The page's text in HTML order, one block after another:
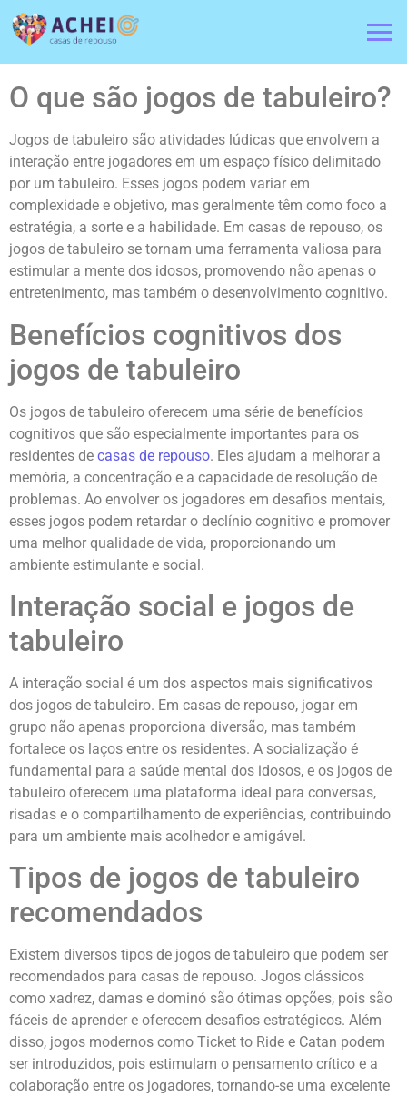
O que são jogos de tabuleiro?
Jogos de tabuleiro são atividades lúdicas que envolvem a
interação entre jogadores em um espaço físico delimitado
por um tabuleiro. Esses jogos podem variar em
complexidade e objetivo, mas geralmente têm como foco a
estratégia, a sorte e a habilidade. Em casas de repouso, os
jogos de tabuleiro se tornam uma ferramenta valiosa para
estimular a mente dos idosos, promovendo não apenas o
entretenimento, mas também o desenvolvimento cognitivo.
Benefícios cognitivos dos
jogos de tabuleiro
Os jogos de tabuleiro oferecem uma série de benefícios
cognitivos que são especialmente importantes para os
residentes de casas de repouso. Eles ajudam a melhorar a
memória, a concentração e a capacidade de resolução de
problemas. Ao envolver os jogadores em desafios mentais,
esses jogos podem retardar o declínio cognitivo e promover
uma melhor qualidade de vida, proporcionando um
ambiente estimulante e social.
Interação social e jogos de
tabuleiro
A interação social é um dos aspectos mais significativos
dos jogos de tabuleiro. Em casas de repouso, jogar em
grupo não apenas proporciona diversão, mas também
fortalece os laços entre os residentes. A socialização é
fundamental para a saúde mental dos idosos, e os jogos de
tabuleiro oferecem uma plataforma ideal para conversas,
risadas e o compartilhamento de experiências, contribuindo
para um ambiente mais acolhedor e amigável.
Tipos de jogos de tabuleiro
recomendados
Existem diversos tipos de jogos de tabuleiro que podem ser
recomendados para casas de repouso. Jogos clássicos
como xadrez, damas e dominó são ótimas opções, pois são
fáceis de aprender e oferecem desafios estratégicos. Além
disso, jogos modernos como Ticket to Ride e Catan podem
ser introduzidos, pois estimulam o pensamento crítico e a
colaboração entre os jogadores, tornando-se uma excelente